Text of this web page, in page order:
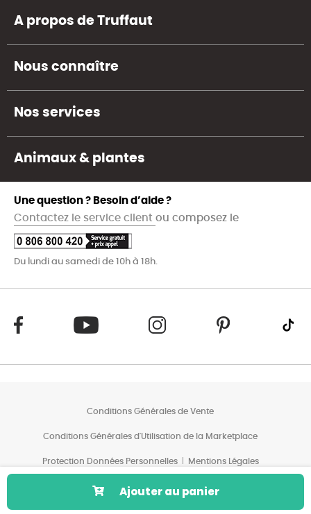
Ajouter au panier
A propos de Truffaut
Nous connaître
Nos services
Animaux & plantes
Une question ? Besoin d’aide ?
Contactez le service client ou composez le
Du lundi au samedi de 10h à 18h.
Conditions Générales de Vente
Conditions Générales d'Utilisation de la Marketplace
Protection Données Personnelles Mentions Légales
Conditions des Offres*